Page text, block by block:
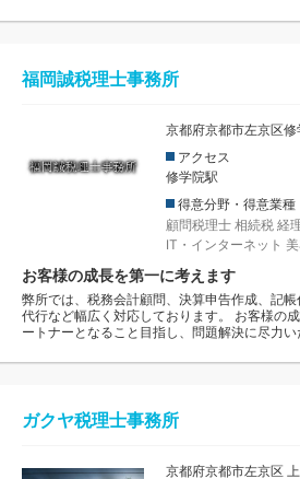
福岡誠税理士事務所
京都府京都市左京区
アクセス
修学院駅
得意分野・得意業種
顧問税理士 相続税 経
IT・インターネット
お客様の成長を第一に考えます
弊所では、税務会計顧問、決算申告作成、記
代行など幅広く対応しております。 お客様の
ートナーとなること目指し、問題解決に尽力い
ガクヤ税理士事務所
京都府京都市左京区